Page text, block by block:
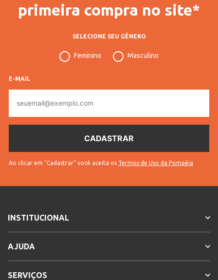
primeira compra no site*
SELECIONE SEU GÊNERO
Feminino Masculino
E-MAIL
mail
Ao clicar em "Cadastrar" você aceita os Termos de Uso da Pompéia
INSTITUCIONAL
AJUDA
SERVIÇOS